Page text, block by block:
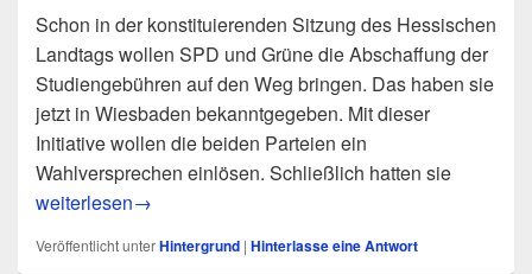
Schon in der konstituierenden Sitzung des Hessischen
Landtags wollen SPD und Grüne die Abschaffung der
Studiengebühren auf den Weg bringen. Das haben sie
jetzt in Wiesbaden bekanntgegeben. Mit dieser
Initiative wollen die beiden Parteien ein
Wahlversprechen einlösen. Schließlich hatten sie
Studiengebühren ade! – Bald Abstimmung im Hessischen
weiterlesen→
Veröffentlicht unterHintergrund | Hinterlasse eine Antwort